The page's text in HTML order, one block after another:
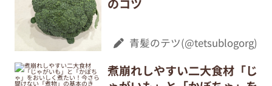
のコツ
青髪のテツ(@tetsublogorg)
煮崩れしやすい二大食材「じ